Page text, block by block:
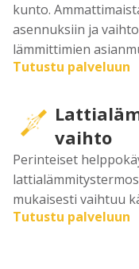
kunto.
asennuksiin ja
lämmittimien
Tutustu palveluun
vaihto
Perinteiset
mukaisesti vaihtuu
Tutustu palveluun